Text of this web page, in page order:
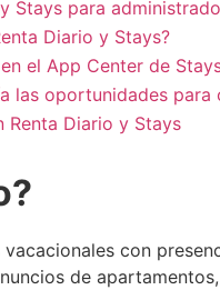
Stays para
Diario y Stays?
el App Center de
las oportunidades para
Renta Diario y Stays
con
de